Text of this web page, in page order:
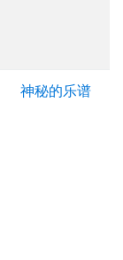
神秘的乐谱